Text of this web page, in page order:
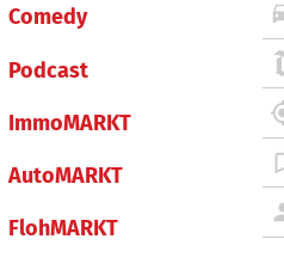
Comedy
Podcast
ImmoMARKT
AutoMARKT
FlohMARKT